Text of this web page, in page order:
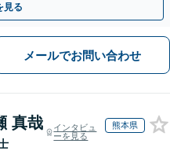
見る
メールでお問い合わせ
真哉
インタビュ
ーを見る
熊本県